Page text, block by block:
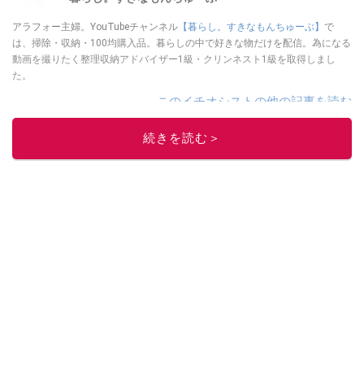
アラフォー主婦。YouTubeチャンネル 【暮らし。すきなもんちゅーぶ】 で
は、掃除・収納・100均購入品。暮らしの中で好きな物だけを配信。為になる
動画を撮りたく整理収納アドバイザー1級・クリンネスト1級を取得しまし
た。
このイチオシストの他の記事を読む
続きを読む＞